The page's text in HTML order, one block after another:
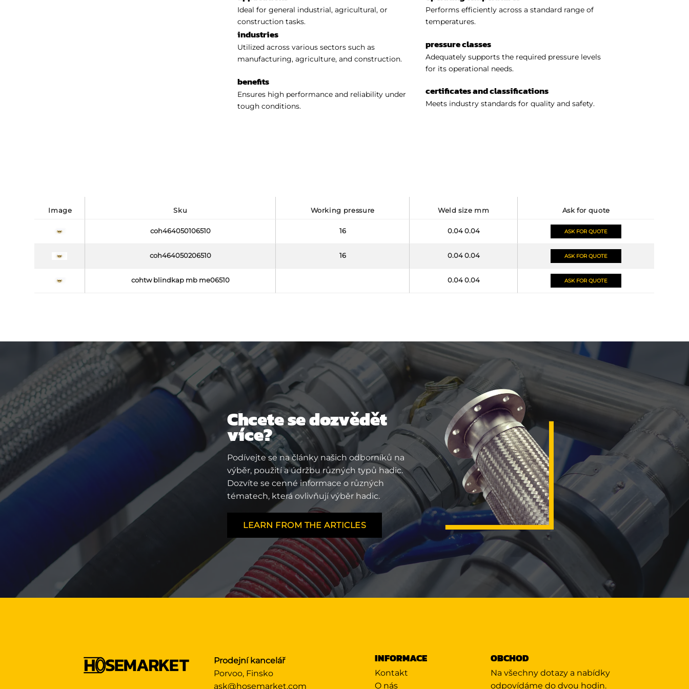
Ideal for general industrial, agricultural, or
construction tasks.
industries
Utilized across various sectors such as
manufacturing, agriculture, and construction.
benefits
Ensures high performance and reliability under
tough conditions.
Performs efficiently across a standard range of
temperatures.
pressure classes
Adequately supports the required pressure levels
for its operational needs.
certificates and classifications
Meets industry standards for quality and safety.
image sku working pressure weld size mm ask for quote
coh464050106510 16 0.04 0.04 ASK FOR QUOTE
coh464050206510 16 0.04 0.04 ASK FOR QUOTE
cohtw blindkap mb me06510 0.04 0.04 ASK FOR QUOTE
Chcete se dozvědět
více?
Podívejte se na články našich odborníků na
výběr, použití a údržbu různých typů hadic.
Dozvíte se cenné informace o různých
tématech, která ovlivňují výběr hadic.
LEARN FROM THE ARTICLES
Prodejní kancelář
Porvoo, Finsko
ask@hosemarket.com
INFORMACE
Kontakt
O nás
OBCHOD
Na všechny dotazy a nabídky
odpovídáme do dvou hodin.